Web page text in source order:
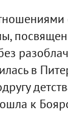
в
к